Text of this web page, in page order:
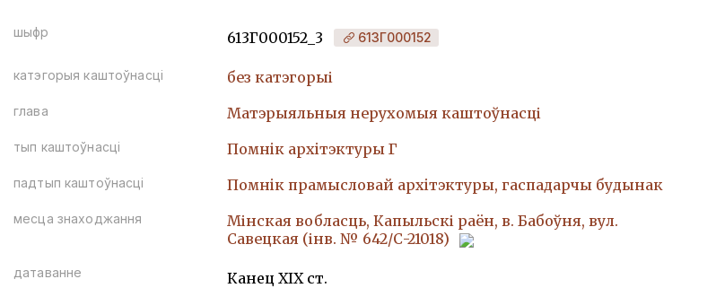
шыфр 613Г000152_3 613Г000152
катэгорыя каштоўнасці без катэгорыі
глава Матэрыяльныя нерухомыя каштоўнасці
тып каштоўнасці Помнiк архiтэктуры Г
падтып каштоўнасці Помнiк прамысловай архiтэктуры, гаспадарчы будынак
месца знаходжання
Мінская вобласць, Капыльскі раён, в. Бабоўня, вул.
Савецкая (інв. № 642/С-21018)
датаванне Канец XIX ст.